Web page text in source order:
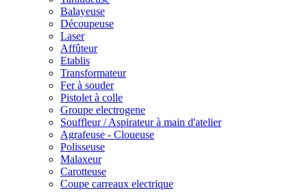
Balayeuse
Découpeuse
Laser
Affûteur
Etablis
Transformateur
Fer à souder
Pistolet à colle
Groupe electrogene
Souffleur / Aspirateur à main d'atelier
Agrafeuse - Cloueuse
Polisseuse
Malaxeur
Carotteuse
Coupe carreaux electrique